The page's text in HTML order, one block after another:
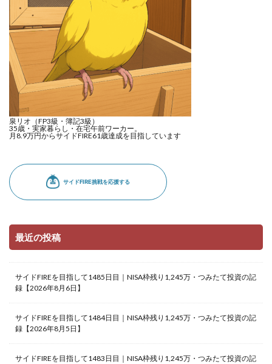
泉リオ（FP3級・簿記3級）
35歳・実家暮らし・在宅午前ワーカー。
月8.9万円からサイドFIRE61歳達成を目指しています
最近の投稿
サイドFIREを目指して1485日目｜NISA枠残り1,245万・つみたて投資の記
録【2026年8月6日】
サイドFIREを目指して1484日目｜NISA枠残り1,245万・つみたて投資の記
録【2026年8月5日】
サイドFIREを目指して1483日目｜NISA枠残り1,245万・つみたて投資の記